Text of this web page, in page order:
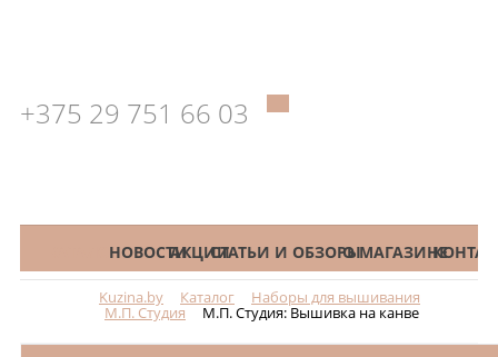
+375 29 751 66 03
КАТАЛОГНОВОСТИАКЦИИСТАТЬИ И ОБЗОРЫО МАГАЗИНЕ
Kuzina.by Каталог Наборы для вышивания
М.П. Студия М.П. Студия: Вышивка на канве